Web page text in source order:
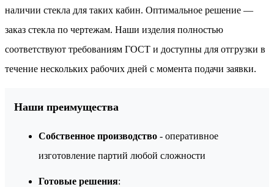
наличии стекла для таких кабин. Оптимальное решение —
заказ стекла по чертежам. Наши изделия полностью
соответствуют требованиям ГОСТ и доступны для отгрузки в
течение нескольких рабочих дней с момента подачи заявки.
Наши преимущества
Собственное производство - оперативное
изготовление партий любой сложности
Готовые решения: